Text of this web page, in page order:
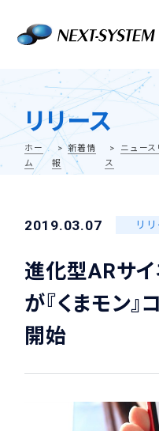
リリース
ホー
ム
新着情
報
ニュース
ス
2019.03.07 リ
進化型ARサイ
が『くまモン
開始